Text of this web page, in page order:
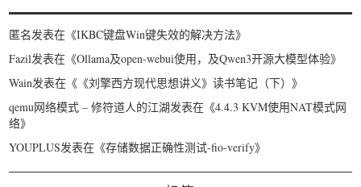
匿名发表在《IKBC键盘Win键失效的解决方法》
Fazil发表在《Ollama及open-webui使用，及Qwen3开源大模型体验》
Wain发表在《 《刘擎西方现代思想讲义》读书笔记（下）》
qemu网络模式 – 修符道人的江湖发表在《4.4.3 KVM使用NAT模式网
络》
YOUPLUS发表在《存储数据正确性测试-fio-verify》